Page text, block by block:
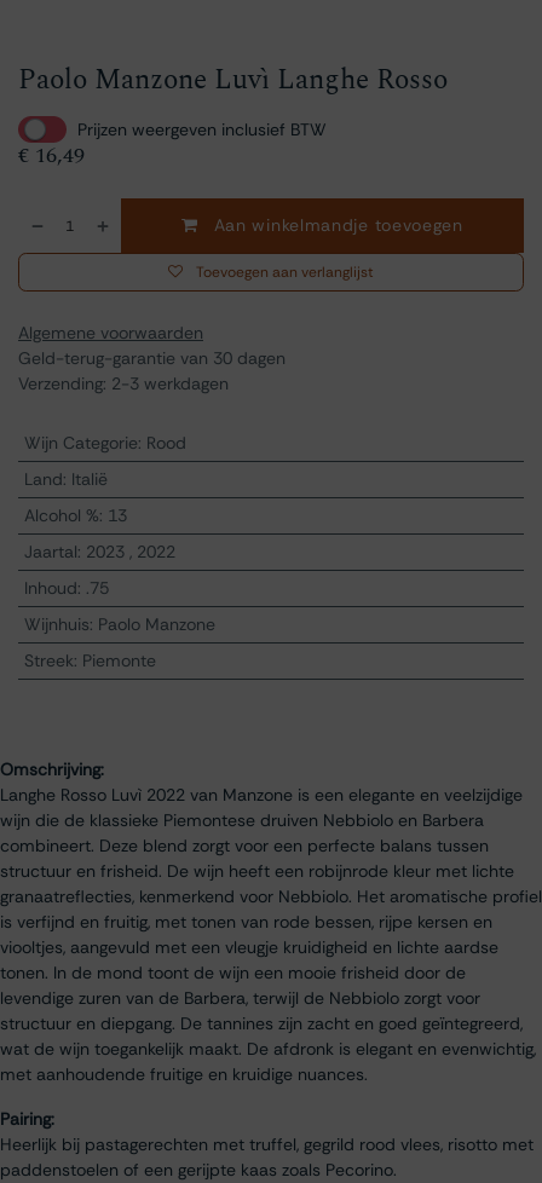
Paolo Manzone Luvì Langhe Rosso
Prijzen weergeven inclusief BTW
€ 16,49
Aan winkelmandje toevoegen
Toevoegen aan verlanglijst
Algemene voorwaarden
Geld-terug-garantie van 30 dagen
Verzending: 2-3 werkdagen
Wijn Categorie: Rood
Land: Italië
Alcohol %: 13
Jaartal: 2023, 2022
Inhoud: .75
Wijnhuis: Paolo Manzone
Streek: Piemonte
Omschrijving:
Langhe Rosso Luvì 2022 van Manzone is een elegante en veelzijdige
wijn die de klassieke Piemontese druiven Nebbiolo en Barbera
combineert. Deze blend zorgt voor een perfecte balans tussen
structuur en frisheid. De wijn heeft een robijnrode kleur met lichte
granaatreflecties, kenmerkend voor Nebbiolo. Het aromatische profiel
is verfijnd en fruitig, met tonen van rode bessen, rijpe kersen en
viooltjes, aangevuld met een vleugje kruidigheid en lichte aardse
tonen. In de mond toont de wijn een mooie frisheid door de
levendige zuren van de Barbera, terwijl de Nebbiolo zorgt voor
structuur en diepgang. De tannines zijn zacht en goed geïntegreerd,
wat de wijn toegankelijk maakt. De afdronk is elegant en evenwichtig,
met aanhoudende fruitige en kruidige nuances.
Pairing:
Heerlijk bij pastagerechten met truffel, gegrild rood vlees, risotto met
paddenstoelen of een gerijpte kaas zoals Pecorino.